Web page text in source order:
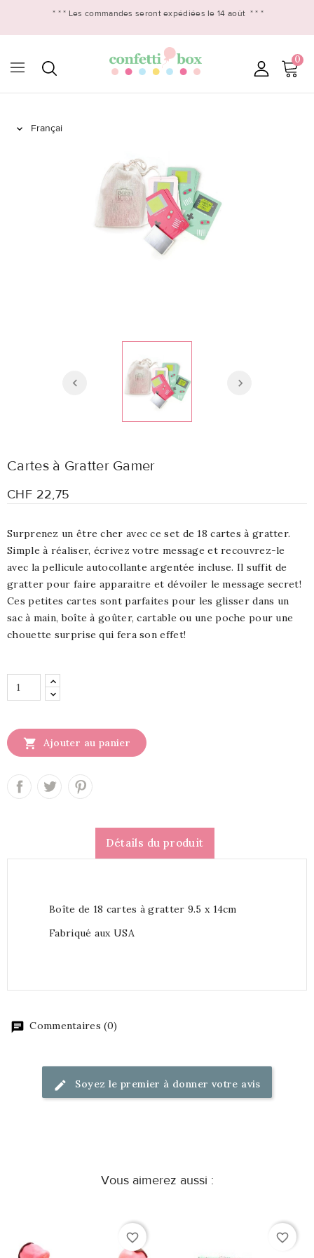
* * * Les commandes seront expédiées le 14 août * * *
0

Cartes à Gratter Gamer
CHF 22,75
Surprenez un être cher avec ce set de 18 cartes à gratter.
Simple à réaliser, écrivez votre message et recouvrez-le
avec la pellicule autocollante argentée incluse. Il suffit de
gratter pour faire apparaitre et dévoiler le message secret!
Ces petites cartes sont parfaites pour les glisser dans un
sac à main, boîte à goûter, cartable ou une poche pour une
chouette surprise qui fera son effet!
 Ajouter au panier
Détails du produit
Boîte de 18 cartes à gratter 9.5 x 14cm
Fabriqué aux USA
Commentaires (0)
Soyez le premier à donner votre avis
Vous aimerez aussi :
favorite_border favorite_border